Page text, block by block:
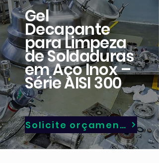
Gel
Decapante
para Limpeza
de Soldaduras
em Aço Inox –
Série AISI 300
Solicite orçamento